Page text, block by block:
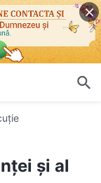
și al